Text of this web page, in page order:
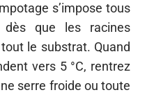
s’impose tous
que les racines
le substrat. Quand
vers 5 °C, rentrez
serre froide ou toute